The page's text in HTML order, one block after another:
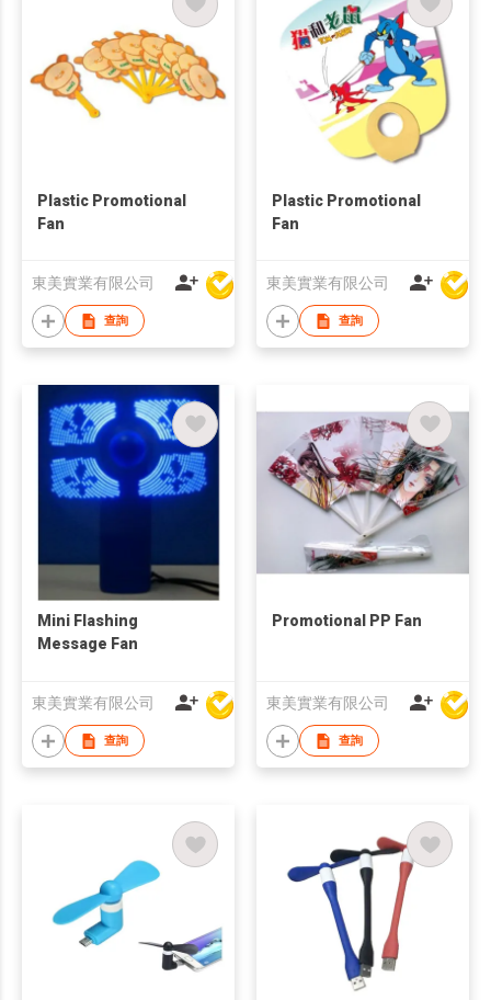
Plastic Promotional
Fan
東美實業有限公司
查詢
Plastic Promotional
Fan
東美實業有限公司
查詢
Mini Flashing
Message Fan
東美實業有限公司
查詢
Promotional PP Fan
東美實業有限公司
查詢